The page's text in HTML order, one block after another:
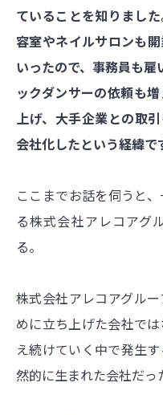
ていることを知りまし
容室やネイルサロンも
いったので、事務員も
ックダンサーの依頼も
上げ、大手企業との取
会社化したという経緯で
ここまでお話を伺うと
る株式会社アレコアグ
る。
株式会社アレコアグル
めに立ち上げた会社で
え続けていく中で発生
然的に生まれた会社だっ